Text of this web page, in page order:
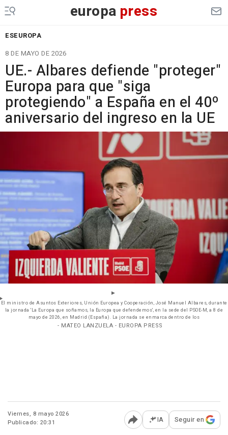
europa press
ESEUROPA
8 DE MAYO DE 2026
UE.- Albares defiende "proteger"
Europa para que "siga
protegiendo" a España en el 40º
aniversario del ingreso en la UE
El ministro de Asuntos Exteriores, Unión Europea y Cooperación, José Manuel Albares, durante
la jornada 'La Europa que soñamos, la Europa que defendemos', en la sede del PSOE-M, a 8 de
mayo de 2026, en Madrid (España). La jornada se enmarca dentro de los
- MATEO LANZUELA - EUROPA PRESS
Viernes, 8 mayo 2026
Publicado: 20:31
Abrir opciones para
IA Seguir en